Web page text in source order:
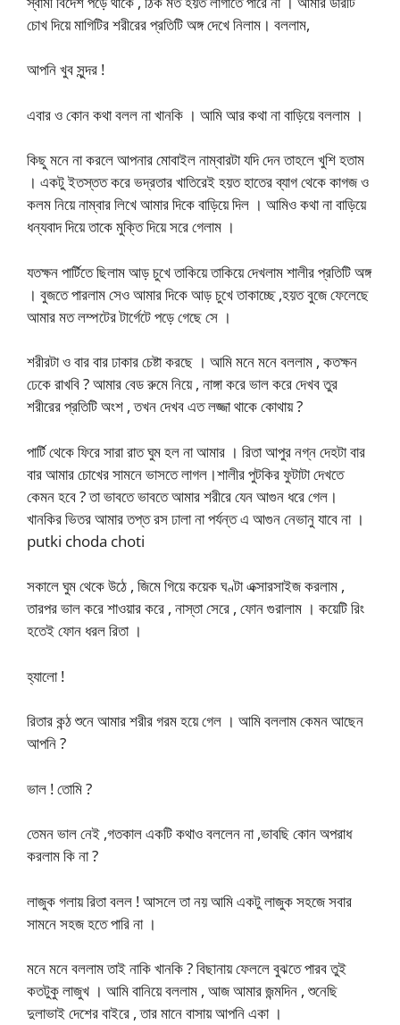
চোখ দিয়ে মাগিটির শরীরের প্রতিটি অঙ্গ দেখে নিলাম। বললাম,
আপনি খুব সুন্দর !
এবার ও কোন কথা বলল না খানকি । আমি আর কথা না বাড়িয়ে বললাম ।
কিছু মনে না করলে আপনার মোবাইল নাম্বারটা যদি দেন তাহলে খুশি হতাম
। একটু ইতস্তত করে ভদ্রতার খাতিরেই হয়ত হাতের ব্যাগ থেকে কাগজ ও
কলম নিয়ে নাম্বার লিখে আমার দিকে বাড়িয়ে দিল । আমিও কথা না বাড়িয়ে
ধন্যবাদ দিয়ে তাকে মুক্তি দিয়ে সরে গেলাম ।
যতক্ষন পার্টিতে ছিলাম আড় চুখে তাকিয়ে তাকিয়ে দেখলাম শালীর প্রতিটি অঙ্গ
। বুজতে পারলাম সেও আমার দিকে আড় চুখে তাকাচ্ছে ,হয়ত বুজে ফেলেছে
আমার মত লম্পটের টার্গেটে পড়ে গেছে সে ।
শরীরটা ও বার বার ঢাকার চেষ্টা করছে । আমি মনে মনে বললাম , কতক্ষন
ঢেকে রাখবি ? আমার বেড রুমে নিয়ে , নাঙ্গা করে ভাল করে দেখব তুর
শরীরের প্রতিটি অংশ , তখন দেখব এত লজ্জা থাকে কোথায় ?
পার্টি থেকে ফিরে সারা রাত ঘুম হল না আমার । রিতা আপুর নগ্ন দেহটা বার
বার আমার চোখের সামনে ভাসতে লাগল।শালীর পুটকির ফুটাটা দেখতে
কেমন হবে ? তা ভাবতে ভাবতে আমার শরীরে যেন আগুন ধরে গেল।
খানকির ভিতর আমার তপ্ত রস ঢালা না পর্যন্ত এ আগুন নেভানু যাবে না ।
putki choda choti
সকালে ঘুম থেকে উঠে , জিমে গিয়ে কয়েক ঘণ্টা এক্সারসাইজ করলাম ,
তারপর ভাল করে শাওয়ার করে , নাস্তা সেরে , ফোন গুরালাম । কয়েটি রিং
হতেই ফোন ধরল রিতা ।
হ্যালো !
রিতার কন্ঠ শুনে আমার শরীর গরম হয়ে গেল । আমি বললাম কেমন আছেন
আপনি ?
ভাল ! তোমি ?
তেমন ভাল নেই ,গতকাল একটি কথাও বললেন না ,ভাবছি কোন অপরাধ
করলাম কি না ?
লাজুক গলায় রিতা বলল ! আসলে তা নয় আমি একটু লাজুক সহজে সবার
সামনে সহজ হতে পারি না ।
মনে মনে বললাম তাই নাকি খানকি ? বিছানায় ফেললে বুঝতে পারব তুই
কতটুকু লাজুখ । আমি বানিয়ে বললাম , আজ আমার জন্মদিন , শুনেছি
দুলাভাই দেশের বাইরে , তার মানে বাসায় আপনি একা ।